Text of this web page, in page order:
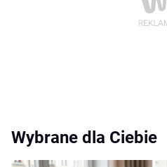
Wybrane dla Ciebie